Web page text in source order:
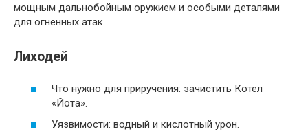
мощным дальнобойным оружием и особыми деталями
для огненных атак.
Лиходей
Что нужно для приручения: зачистить Котел
«Йота».
Уязвимости: водный и кислотный урон.